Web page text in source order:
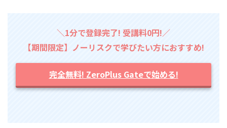
＼1分で登録完了! 受講料0円!／
【期間限定】ノーリスクで学びたい方におすすめ!
完全無料! ZeroPlus Gateで始める!